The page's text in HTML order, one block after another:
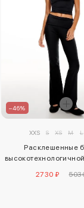
–46%
XXS S XS M L
Расклешенные
2730 ₽